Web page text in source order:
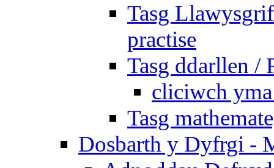
Tasg
practise
Tasg ddarllen /
cliciwch
Tasg
Dosbarth y Dyfrgi -